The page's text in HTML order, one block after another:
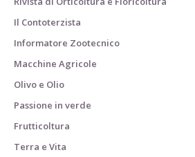
Il Contoterzista
Informatore Zootecnico
Macchine Agricole
Olivo e Olio
Passione in verde
Frutticoltura
Terra e Vita